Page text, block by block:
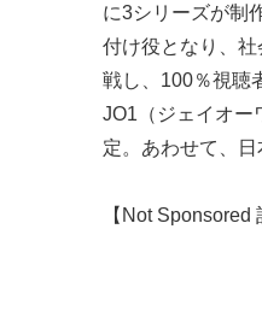
に3シリーズが制
付け役となり、
戦し、100％視聴
JO1（ジェイオー
定。あわせて、
【Not Sponsored